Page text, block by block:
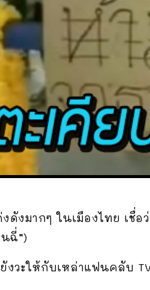
งมากๆ ในเมืองไทย เชื่อ
ฉี่”)
วะให้กับเหล่าแฟนคลับ